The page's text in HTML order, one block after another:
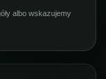
albo wskazujemy